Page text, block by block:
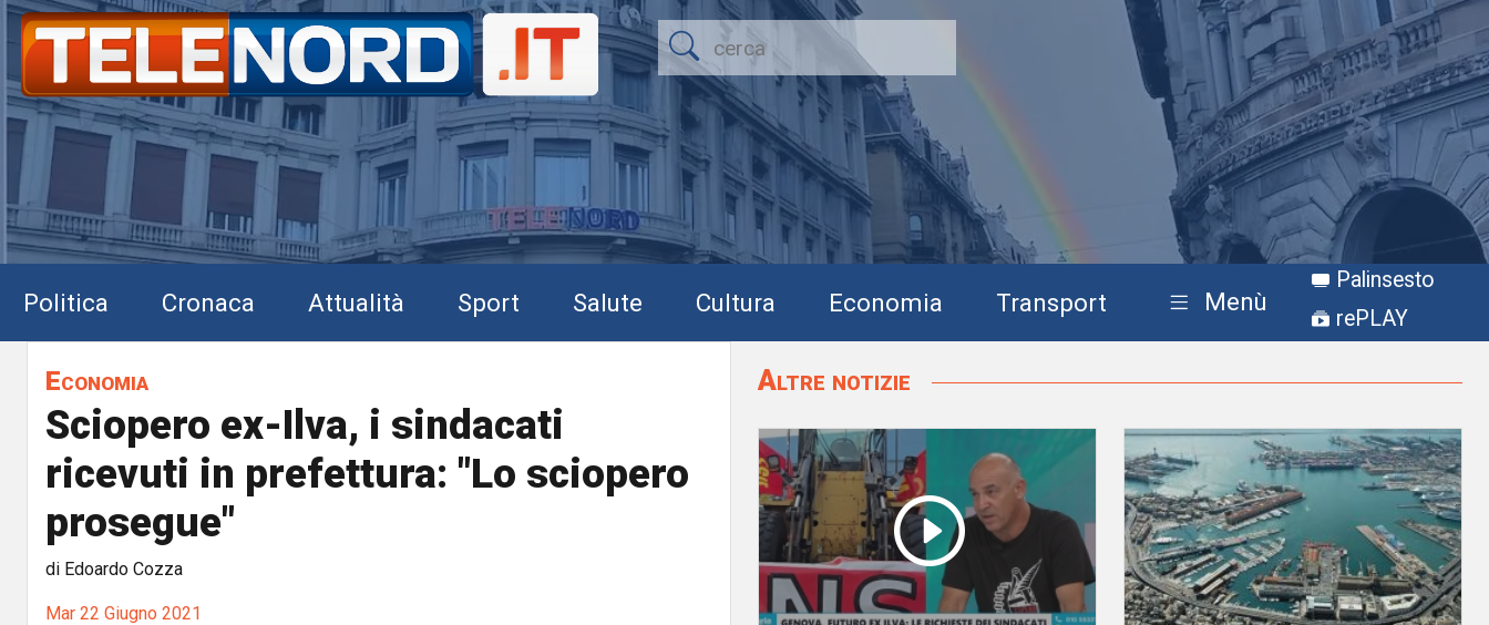
Politica Cronaca Attualità Sport Salute Cultura Economia Transport Menù
Palinsesto
rePLAY
Economia
Sciopero ex-Ilva, i sindacati
ricevuti in prefettura: "Lo sciopero
prosegue"
di Edoardo Cozza
Mar 22 Giugno 2021
Altre notizie